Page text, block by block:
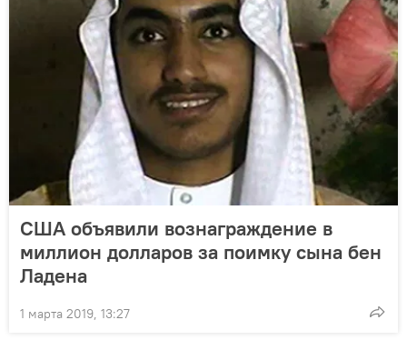
США объявили вознаграждение в
миллион долларов за поимку сына бен
Ладена
1 марта 2019, 13:27